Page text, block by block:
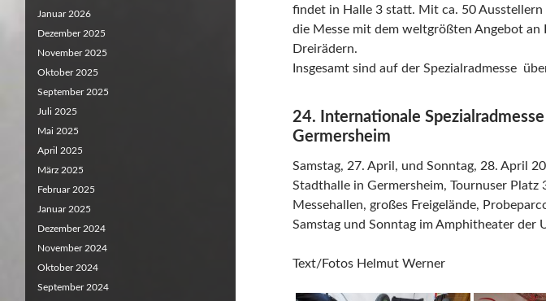
findet in Halle 3 statt. Mit ca. 50 Ausstellern
die Messe mit dem weltgrößten Angebot an
Dreirädern.
Insgesamt sind auf der Spezialradmesse
24. Internationale
Germersheim
Samstag, 27. April, und Sonntag, 28. April
Stadthalle in Germersheim, Tournuser Platz
Messehallen, großes Freigelände,
Samstag und Sonntag im Amphitheater der
Text/Fotos Helmut Werner
Januar 2026
Dezember 2025
November 2025
Oktober 2025
September 2025
Juli 2025
Mai 2025
April 2025
März 2025
Februar 2025
Januar 2025
Dezember 2024
November 2024
Oktober 2024
September 2024